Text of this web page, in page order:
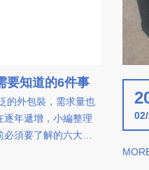
要知道的6件事
的外包裝，需求量也
逐年遞增，小編整理
須要了解的六大因